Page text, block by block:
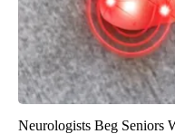
Neurologists Beg Seniors